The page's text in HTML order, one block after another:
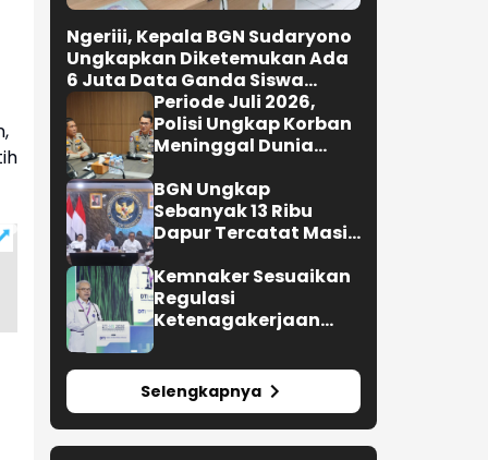
Ngeriii, Kepala BGN Sudaryono
Ungkapkan Diketemukan Ada
6 Juta Data Ganda Siswa
Penerima MBGPeriode Juli 2026,
Polisi Ungkap Korban
Meninggal Dunia
Semester 1 Turun
22,92 Persen
BGN Ungkap
Sebanyak 13 Ribu
Dapur Tercatat Masih
Berbagai Tahapan
Verifikasi dan Belum
Seluruhnya Siap
Kemnaker Sesuaikan
Regulasi
Ketenagakerjaan
Dunia Kerja
Selengkapnya